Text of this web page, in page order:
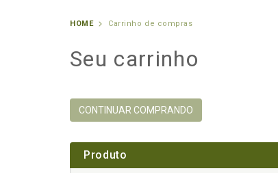
HOME Carrinho de compras
Seu carrinho
CONTINUAR COMPRANDO
Produto